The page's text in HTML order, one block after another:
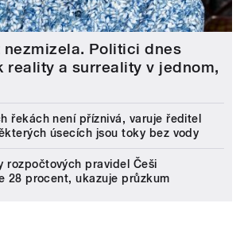
Politici dnes
reality a surreality v jednom,
řekách není příznivá, varuje ředitel
úsecích jsou toky bez vody
rozpočtových pravidel Češi
28 procent, ukazuje průzkum